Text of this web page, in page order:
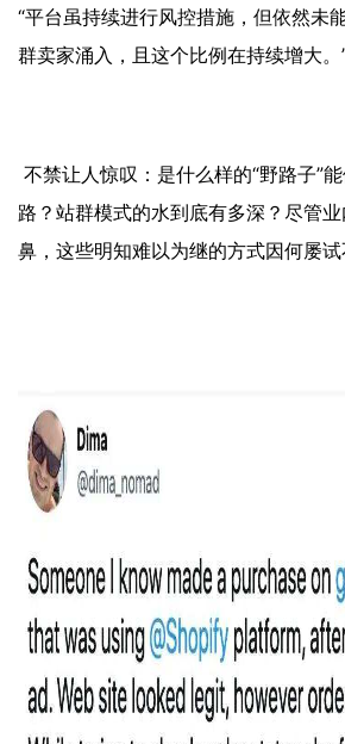
“平台虽持续进行风控措施，但依然未
群卖家涌入，且这个比例在持续增大。
不禁让人惊叹：是什么样的“野路子”
路？站群模式的水到底有多深？尽管
鼻，这些明知难以为继的方式因何屡试